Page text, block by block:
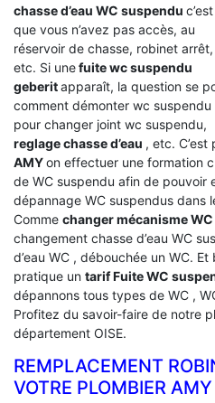
chasse d’eau WC suspendu c’est
que vous n’avez pas accès, au
réservoir de chasse, robinet arrêt,
etc. Si unefuite wc suspendu
geberitapparaît, la question se
comment démonter wc suspendu
pour changer joint wc suspendu,
reglage chasse d’eau , etc.
AMYon effectuer une formation
de WC suspendu afin de pouvoir
dépannage WC suspendus dans
Comme changer mécanisme
changement chasse d’eau WC
d’eau WC , débouchée un WC.
pratique un tarif Fuite WC
dépannons tous types de WC ,
Profitez du savoir-faire de notre
département OISE.
REMPLACEMENT
VOTRE PLOMBIER AMY